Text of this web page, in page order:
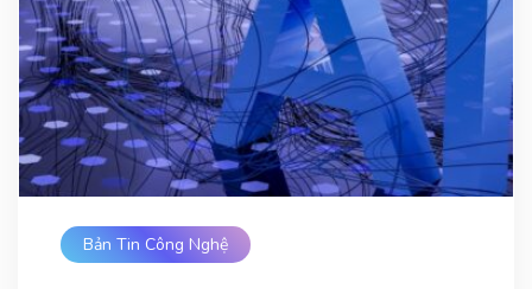
Bản Tin Công Nghệ